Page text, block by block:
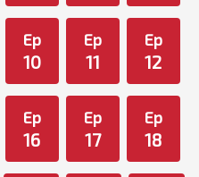
Ep
10
Ep
11
Ep
12
Ep
16
Ep
17
Ep
18